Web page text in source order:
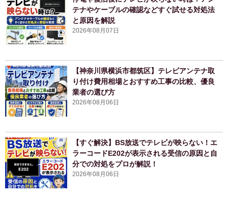
テナやケーブルの確認などすぐ試せる対処法
と原因を解説
2026年08月07日
【神奈川県横浜市都筑区】テレビアンテナ取
り付け費用相場とおすすめ工事の比較、優良
業者の選び方
2026年08月06日
【すぐ解決】BS放送でテレビが映らない！エ
ラーコードE202が表示される受信の原因と自
分での対処をプロが解説！
2026年08月06日